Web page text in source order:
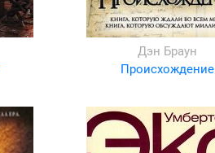
Дэн Браун
Происхождение